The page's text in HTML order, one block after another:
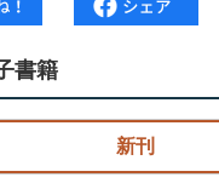
書籍
新刊